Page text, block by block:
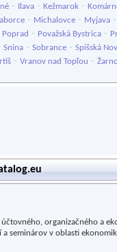
- Ilava - Kežmarok -
- Michalovce - Myjava -
Poprad - Považská Bystrica -
Snina - Sobrance - Spišská
- Vranov nad Topľou -
organizačného a
seminárov v oblasti